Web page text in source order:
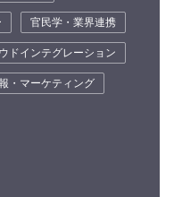
官民学・業界連携
ドインテグレーション
・マーケティング